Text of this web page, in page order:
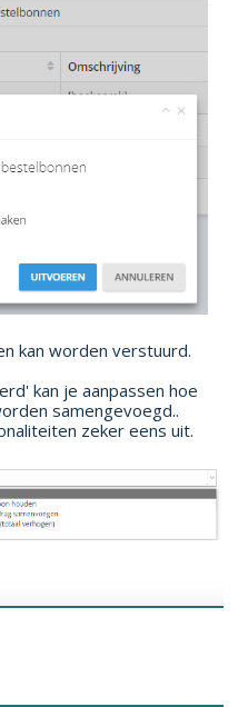
kan worden verstuurd.
kan je aanpassen hoe
samengevoegd..
zeker eens uit.